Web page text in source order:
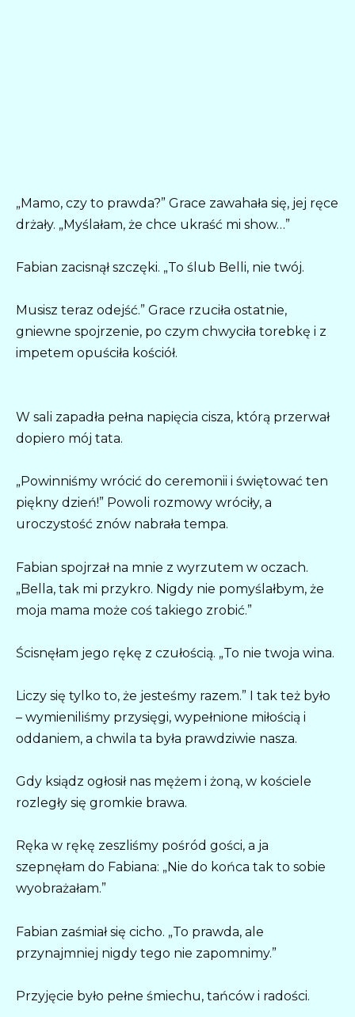
„Mamo, czy to prawda?” Grace zawahała się, jej ręce
drżały. „Myślałam, że chce ukraść mi show…”
Fabian zacisnął szczęki. „To ślub Belli, nie twój.
Musisz teraz odejść.” Grace rzuciła ostatnie,
gniewne spojrzenie, po czym chwyciła torebkę i z
impetem opuściła kościół.
W sali zapadła pełna napięcia cisza, którą przerwał
dopiero mój tata.
„Powinniśmy wrócić do ceremonii i świętować ten
piękny dzień!” Powoli rozmowy wróciły, a
uroczystość znów nabrała tempa.
Fabian spojrzał na mnie z wyrzutem w oczach.
„Bella, tak mi przykro. Nigdy nie pomyślałbym, że
moja mama może coś takiego zrobić.”
Ścisnęłam jego rękę z czułością. „To nie twoja wina.
Liczy się tylko to, że jesteśmy razem.” I tak też było
– wymieniliśmy przysięgi, wypełnione miłością i
oddaniem, a chwila ta była prawdziwie nasza.
Gdy ksiądz ogłosił nas mężem i żoną, w kościele
rozległy się gromkie brawa.
Ręka w rękę zeszliśmy pośród gości, a ja
szepnęłam do Fabiana: „Nie do końca tak to sobie
wyobrażałam.”
Fabian zaśmiał się cicho. „To prawda, ale
przynajmniej nigdy tego nie zapomnimy.”
Przyjęcie było pełne śmiechu, tańców i radości.